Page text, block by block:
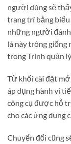
người dùng sẽ
trang trí bằng
những người
lá này trông giống
trong Trình quản
Từ khối cài đặt
áp dụng hành vi
công cụ được hỗ
cho các ứng dụng
Chuyển đổi cũng